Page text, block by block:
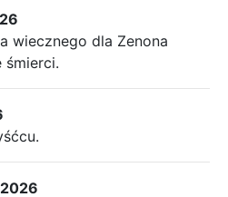
wiecznego dla Zenona
śmierci.